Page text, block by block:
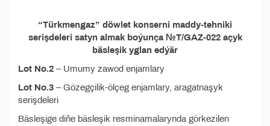
“Türkmengaz” döwlet konserni maddy-tehniki
serişdeleri satyn almak boýunça №T/GAZ-022 açyk
bäsleşik yglan edýär
Lot No.2 – Umumy zawod enjamlary
Lot No.3 – Gözegçilik-ölçeg enjamlary, aragatnaşyk
serişdeleri
Bäsleşige diňe bäsleşik resminamalarynda görkezilen